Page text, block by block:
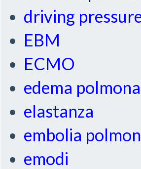
driving
EBM
ECMO
edema
elastanza
embolia
emodi